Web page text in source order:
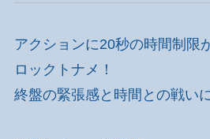
アクションに20秒の時間制限
ロックトナメ！
終盤の緊張感と時間との戦い